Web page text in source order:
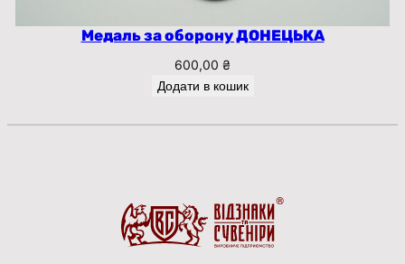
Медаль за оборону ДОНЕЦЬКА
600,00 ₴
Додати в кошик